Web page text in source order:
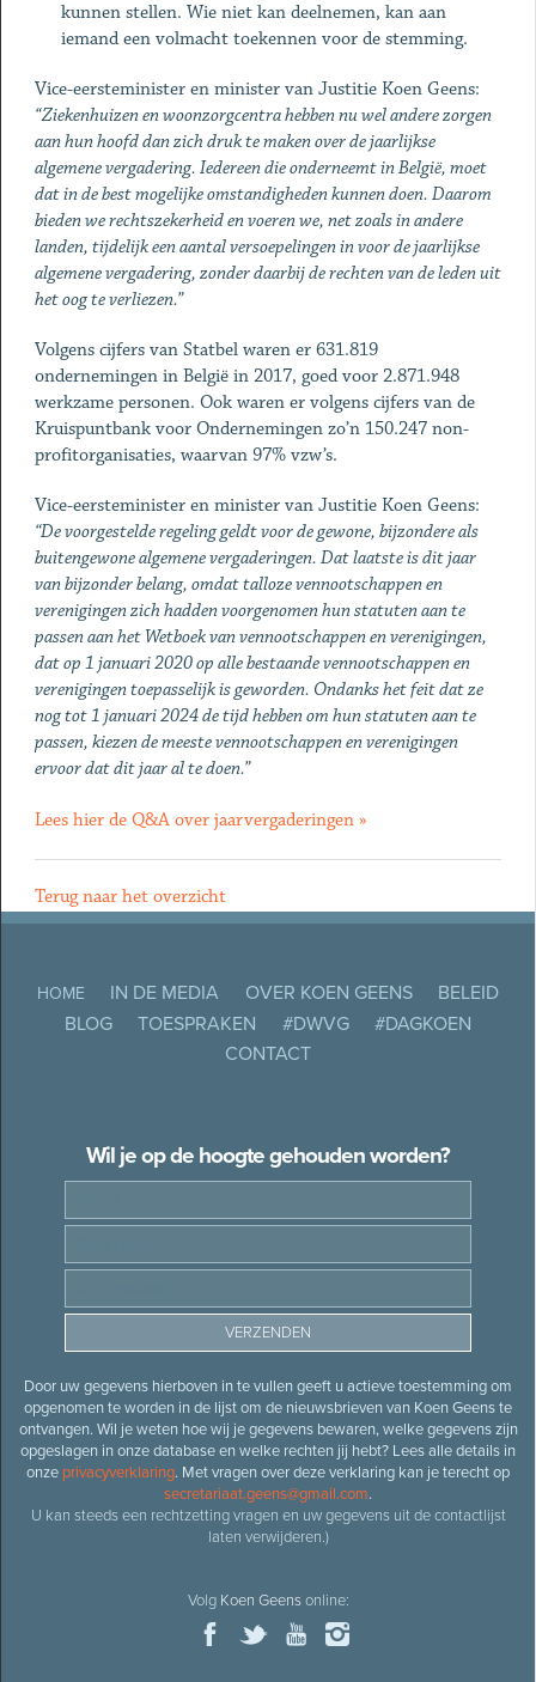
kunnen stellen. Wie niet kan deelnemen, kan aan
iemand een volmacht toekennen voor de stemming.
Vice-eersteminister en minister van Justitie Koen Geens:
“Ziekenhuizen en woonzorgcentra hebben nu wel andere zorgen
aan hun hoofd dan zich druk te maken over de jaarlijkse
algemene vergadering. Iedereen die onderneemt in België, moet
dat in de best mogelijke omstandigheden kunnen doen. Daarom
bieden we rechtszekerheid en voeren we, net zoals in andere
landen, tijdelijk een aantal versoepelingen in voor de jaarlijkse
algemene vergadering, zonder daarbij de rechten van de leden uit
het oog te verliezen.”
Volgens cijfers van Statbel waren er 631.819
ondernemingen in België in 2017, goed voor 2.871.948
werkzame personen. Ook waren er volgens cijfers van de
Kruispuntbank voor Ondernemingen zo’n 150.247 non-
profitorganisaties, waarvan 97% vzw’s.
Vice-eersteminister en minister van Justitie Koen Geens:
“De voorgestelde regeling geldt voor de gewone, bijzondere als
buitengewone algemene vergaderingen. Dat laatste is dit jaar
van bijzonder belang, omdat talloze vennootschappen en
verenigingen zich hadden voorgenomen hun statuten aan te
passen aan het Wetboek van vennootschappen en verenigingen,
dat op 1 januari 2020 op alle bestaande vennootschappen en
verenigingen toepasselijk is geworden. Ondanks het feit dat ze
nog tot 1 januari 2024 de tijd hebben om hun statuten aan te
passen, kiezen de meeste vennootschappen en verenigingen
ervoor dat dit jaar al te doen.”
Lees hier de Q&A over jaarvergaderingen »
Terug naar het overzicht
HOME IN DE MEDIA OVER KOEN GEENS
BELEID
BLOG
TOESPRAKEN #DWVG
#DAGKOEN
CONTACT
Wil je op de hoogte gehouden worden?
Door uw gegevens hierboven in te vullen geeft u actieve toestemming om
opgenomen te worden in de lijst om de nieuwsbrieven van Koen Geens te
ontvangen. Wil je weten hoe wij je gegevens bewaren, welke gegevens zijn
opgeslagen in onze database en welke rechten jij hebt? Lees alle details in
onze privacyverklaring. Met vragen over deze verklaring kan je terecht op
secretariaat.geens@gmail.com.
U kan steeds een rechtzetting vragen en uw gegevens uit de contactlijst
laten verwijderen.)
Volg Koen Geensonline: